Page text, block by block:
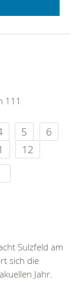
111
5
6
12
Sulzfeld am
sich die
Jahr.